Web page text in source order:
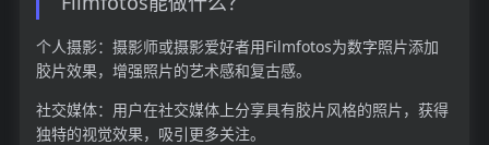
个人摄影：摄影师或摄影爱好者用Filmfotos为数字照片添加
胶片效果，增强照片的艺术感和复古感。
社交媒体：用户在社交媒体上分享具有胶片风格的照片，获得
独特的视觉效果，吸引更多关注。